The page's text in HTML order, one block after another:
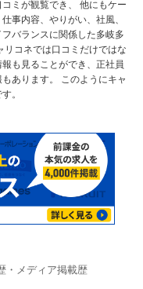
ミが観覧でき、 他にもケー
事内容、やりがい、社風、
バランスに関係した多岐多
コネでは口コミだけではな
も見ることができ、正社員
あります。 このようにキャ
。
・メディア掲載歴